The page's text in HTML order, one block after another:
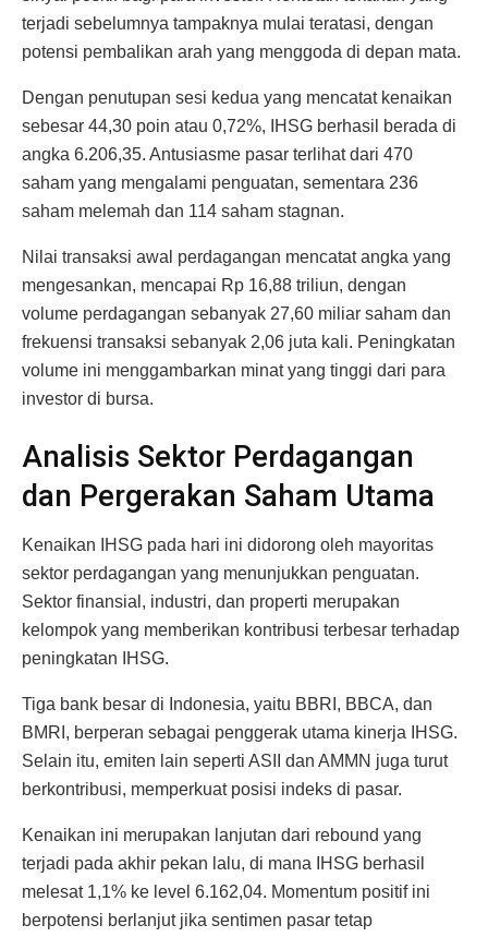
terjadi sebelumnya tampaknya mulai teratasi, dengan
potensi pembalikan arah yang menggoda di depan mata.
Dengan penutupan sesi kedua yang mencatat kenaikan
sebesar 44,30 poin atau 0,72%, IHSG berhasil berada di
angka 6.206,35. Antusiasme pasar terlihat dari 470
saham yang mengalami penguatan, sementara 236
saham melemah dan 114 saham stagnan.
Nilai transaksi awal perdagangan mencatat angka yang
mengesankan, mencapai Rp 16,88 triliun, dengan
volume perdagangan sebanyak 27,60 miliar saham dan
frekuensi transaksi sebanyak 2,06 juta kali. Peningkatan
volume ini menggambarkan minat yang tinggi dari para
investor di bursa.
Analisis Sektor Perdagangan
dan Pergerakan Saham Utama
Kenaikan IHSG pada hari ini didorong oleh mayoritas
sektor perdagangan yang menunjukkan penguatan.
Sektor finansial, industri, dan properti merupakan
kelompok yang memberikan kontribusi terbesar terhadap
peningkatan IHSG.
Tiga bank besar di Indonesia, yaitu BBRI, BBCA, dan
BMRI, berperan sebagai penggerak utama kinerja IHSG.
Selain itu, emiten lain seperti ASII dan AMMN juga turut
berkontribusi, memperkuat posisi indeks di pasar.
Kenaikan ini merupakan lanjutan dari rebound yang
terjadi pada akhir pekan lalu, di mana IHSG berhasil
melesat 1,1% ke level 6.162,04. Momentum positif ini
berpotensi berlanjut jika sentimen pasar tetap